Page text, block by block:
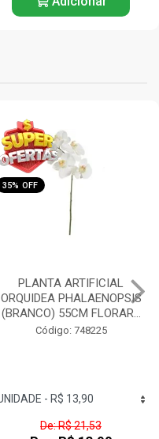
35% OFF
PLANTA ARTIFICIAL
ORQUIDEA PHALAENOPSIS
(BRANCO) 55CM FLORAR...
Código: 748225
De: R$ 21,53